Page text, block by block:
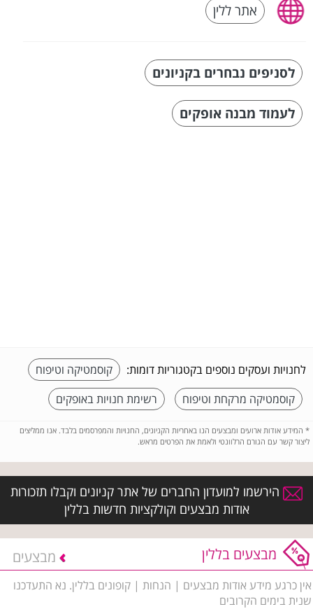
אתר ללין
לסניפים נבחרים בקניונים
לעמוד מבנה אופקים
לחנויות ועסקים נוספים בקטגוריות דומות:
קוסמטיקה וטיפוח
קוסמטיקה מרקחת וטיפוח
רשימת חנויות באופקים
* המידע אודות ארועים ומבצעים הנו באחריות הקניונים, החנויות והמפרסמים בלבד. אנו ממליצים
ליצור קשר עם הגורם הרלוונטי ולאמת את הפרטים מראש.
הירשמו למועדון החברים של אתר קניונים וקבלו תזכורות
אודות מבצעים וקולקציות חדשות בללין
מבצעים בללין מבצעים
אין כרגע מידע אודות מבצעים | הנחות | קופונים בללין. נא התעדכנו
שנית בימים הקרובים